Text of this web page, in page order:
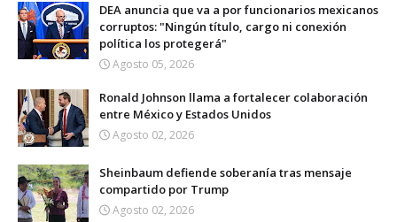
DEA anuncia que va a por funcionarios mexicanos
corruptos: "Ningún título, cargo ni conexión
política los protegerá"
Agosto 05, 2026
Ronald Johnson llama a fortalecer colaboración
entre México y Estados Unidos
Agosto 02, 2026
Sheinbaum defiende soberanía tras mensaje
compartido por Trump
Agosto 02, 2026